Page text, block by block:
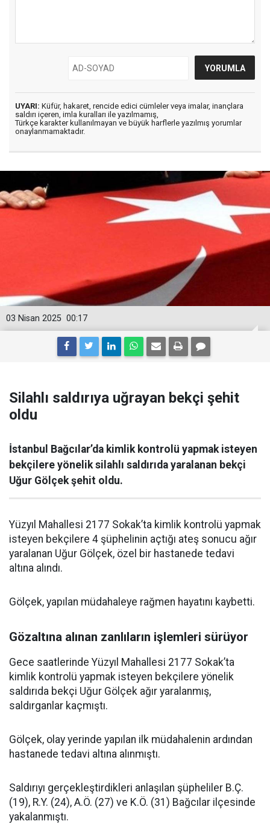
UYARI: Küfür, hakaret, rencide edici cümleler veya imalar, inançlara
saldırı içeren, imla kuralları ile yazılmamış,
Türkçe karakter kullanılmayan ve büyük harflerle yazılmış yorumlar
onaylanmamaktadır.
00:17
03 Nisan 2025
Silahlı saldırıya uğrayan bekçi şehit
oldu
İstanbul Bağcılar’da kimlik kontrolü yapmak isteyen
bekçilere yönelik silahlı saldırıda yaralanan bekçi
Uğur Gölçek şehit oldu.
Yüzyıl Mahallesi 2177 Sokak’ta kimlik kontrolü yapmak
isteyen bekçilere 4 şüphelinin açtığı ateş sonucu ağır
yaralanan Uğur Gölçek, özel bir hastanede tedavi
altına alındı.
Gölçek, yapılan müdahaleye rağmen hayatını kaybetti.
Gözaltına alınan zanlıların işlemleri sürüyor
Gece saatlerinde Yüzyıl Mahallesi 2177 Sokak’ta
kimlik kontrolü yapmak isteyen bekçilere yönelik
saldırıda bekçi Uğur Gölçek ağır yaralanmış,
saldırganlar kaçmıştı.
Gölçek, olay yerinde yapılan ilk müdahalenin ardından
hastanede tedavi altına alınmıştı.
Saldırıyı gerçekleştirdikleri anlaşılan şüpheliler B.Ç.
(19), R.Y. (24), A.Ö. (27) ve K.Ö. (31) Bağcılar ilçesinde
yakalanmıştı.